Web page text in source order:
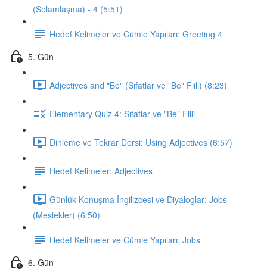
(Selamlaşma) - 4 (5:51)
Hedef Kelimeler ve Cümle Yapıları: Greeting 4
5. Gün
Adjectives and "Be" (Sıfatlar ve "Be" Fiili) (8:23)
Elementary Quiz 4: Sıfatlar ve "Be" Fiili
Dinleme ve Tekrar Dersi: Using Adjectives (6:57)
Hedef Kelimeler: Adjectives
Günlük Konuşma İngilizcesi ve Diyaloglar: Jobs
(Meslekler) (6:50)
Hedef Kelimeler ve Cümle Yapıları: Jobs
6. Gün